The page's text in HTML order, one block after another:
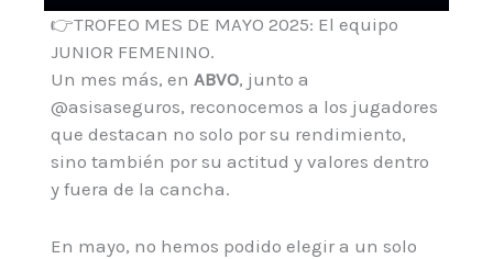
👉TROFEO MES DE MAYO 2025: El equipo
JUNIOR FEMENINO.
Un mes más, en ABVO, junto a
@asisaseguros, reconocemos a los jugadores
que destacan no solo por su rendimiento,
sino también por su actitud y valores dentro
y fuera de la cancha.
En mayo, no hemos podido elegir a un solo